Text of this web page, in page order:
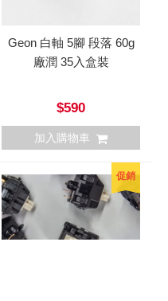
Geon 白軸 5腳 段落 60g
廠潤 35入盒裝
$590
加入購物車
促銷